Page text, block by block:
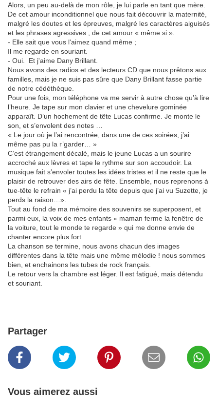
Alors, un peu au-delà de mon rôle, je lui parle en tant que mère.
De cet amour inconditionnel que nous fait découvrir la maternité,
malgré les doutes et les épreuves, malgré les caractères aiguisés
et les phrases agressives ; de cet amour « même si ».
- Elle sait que vous l'aimez quand même ;
Il me regarde en souriant.
- Oui. Et j'aime Dany Brillant.
Nous avons des radios et des lecteurs CD que nous prêtons aux
familles, mais je ne suis pas sûre que Dany Brillant fasse partie
de notre cédéthèque.
Pour une fois, mon téléphone va me servir à autre chose qu’à lire
l’heure. Je tape sur mon clavier et une chevelure gominée
apparaît. D’un hochement de tête Lucas confirme. Je monte le
son, et s’envolent des notes …
« Le jour où je l’ai rencontrée, dans une de ces soirées, j’ai
même pas pu la r’garder… »
C’est étrangement décalé, mais le jeune Lucas a un sourire
accroché aux lèvres et tape le rythme sur son accoudoir. La
musique fait s’envoler toutes les idées tristes et il ne reste que le
plaisir de retrouver des airs de fête. Ensemble, nous reprenons à
tue-tête le refrain « j’ai perdu la tête depuis que j’ai vu Suzette, je
perds la raison…».
Tout au fond de ma mémoire des souvenirs se superposent, et
parmi eux, la voix de mes enfants « maman ferme la fenêtre de
la voiture, tout le monde te regarde » qui me donne envie de
chanter encore plus fort.
La chanson se termine, nous avons chacun des images
différentes dans la tête mais une même mélodie ! nous sommes
bien, et enchainons les tubes de rock français.
Le retour vers la chambre est léger. Il est fatigué, mais détendu
et souriant.
Partager
Vous aimerez aussi